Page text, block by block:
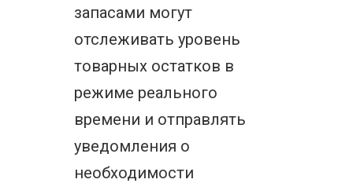
запасами могут
отслеживать уровень
товарных остатков в
режиме реального
времени и отправлять
уведомления о
необходимости